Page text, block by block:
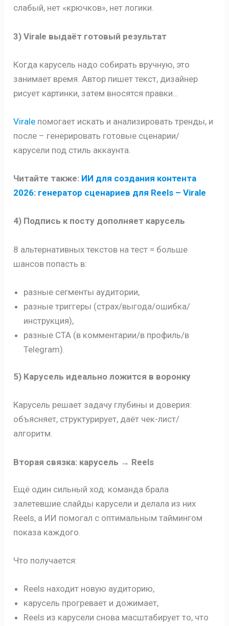
слабый, нет «крючков», нет логики.
3) Virale выдаёт готовый результат
Когда карусель надо собирать вручную, это
занимает время. Автор пишет текст, дизайнер
рисует картинки, затем вносятся правки…
Virale помогает искать и анализировать тренды, и
после – генерировать готовые сценарии/
карусели под стиль аккаунта.
Читайте также: ИИ для создания контента
2026: генератор сценариев для Reels – Virale
4) Подпись к посту дополняет карусель
8 альтернативных текстов на тест = больше
шансов попасть в:
разные сегменты аудитории,
разные триггеры (страх/выгода/ошибка/
инструкция),
разные CTA (в комментарии/в профиль/в
Telegram).
5) Карусель идеально ложится в воронку
Карусель решает задачу глубины и доверия:
объясняет, структурирует, даёт чек-лист/
алгоритм.
Вторая связка: карусель → Reels
Ещё один сильный ход: команда брала
залетевшие слайды карусели и делала из них
Reels, а ИИ помогал с оптимальным таймингом
показа каждого.
Что получается:
Reels находит новую аудиторию,
карусель прогревает и дожимает,
Reels из карусели снова масштабирует то, что